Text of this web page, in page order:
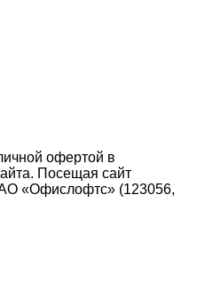
офертой в
Посещая сайт
АО «Офислофтс» (123056,